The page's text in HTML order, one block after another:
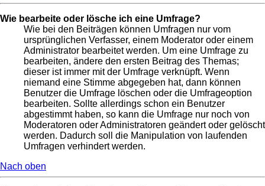
Wie bearbeite oder lösche ich eine Umfrage?
Wie bei den Beiträgen können Umfragen nur vom
ursprünglichen Verfasser, einem Moderator oder einem
Administrator bearbeitet werden. Um eine Umfrage zu
bearbeiten, ändere den ersten Beitrag des Themas;
dieser ist immer mit der Umfrage verknüpft. Wenn
niemand eine Stimme abgegeben hat, dann können
Benutzer die Umfrage löschen oder die Umfrageoption
bearbeiten. Sollte allerdings schon ein Benutzer
abgestimmt haben, so kann die Umfrage nur noch von
Moderatoren oder Administratoren geändert oder gelöscht
werden. Dadurch soll die Manipulation von laufenden
Umfragen verhindert werden.
Nach oben